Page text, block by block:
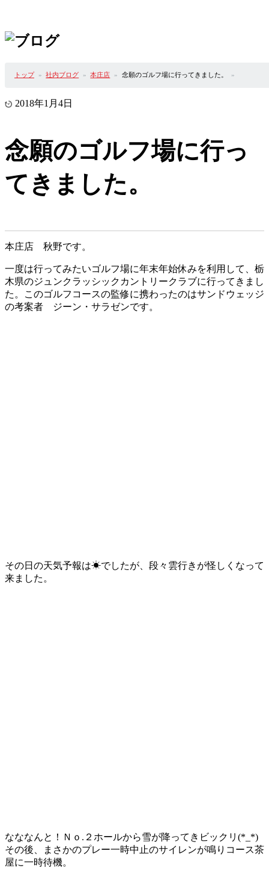
トップ 社内ブログ 本庄店 念願のゴルフ場に行ってきました。
2018年1月4日
念願のゴルフ場に行っ
てきました。
本庄店 秋野です。
一度は行ってみたいゴルフ場に年末年始休みを利用して、栃
木県のジュンクラッシックカントリークラブに行ってきまし
た。このゴルフコースの監修に携わったのはサンドウェッジ
の考案者 ジーン・サラゼンです。
その日の天気予報は☀でしたが、段々雲行きが怪しくなって
来ました。
なななんと！Ｎｏ.２ホールから雪が降ってきビックリ(*_*)
その後、まさかのプレー一時中止のサイレンが鳴りコース茶
屋に一時待機。